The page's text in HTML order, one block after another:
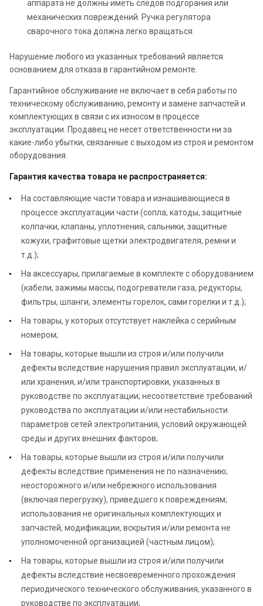
аппарата не должны иметь следов подгорания или
механических повреждений. Ручка регулятора
сварочного тока должна легко вращаться.
Нарушение любого из указанных требований является
основанием для отказа в гарантийном ремонте.
Гарантийное обслуживание не включает в себя работы по
техническому обслуживанию, ремонту и замене запчастей и
комплектующих в связи с их износом в процессе
эксплуатации. Продавец не несет ответственности ни за
какие-либо убытки, связанные с выходом из строя и ремонтом
оборудования.
Гарантия качества товара не распространяется:
На составляющие части товара и изнашивающиеся в
процессе эксплуатации части (сопла, катоды, защитные
колпачки, клапаны, уплотнения, сальники, защитные
кожухи, графитовые щетки электродвигателя, ремни и
т.д.);
На аксессуары, прилагаемые в комплекте с оборудованием
(кабели, зажимы массы, подогреватели газа, редукторы,
фильтры, шланги, элементы горелок, сами горелки и т.д.);
На товары, у которых отсутствует наклейка с серийным
номером;
На товары, которые вышли из строя и/или получили
дефекты вследствие нарушения правил эксплуатации, и/
или хранения, и/или транспортировки, указанных в
руководстве по эксплуатации; несоответствие требований
руководства по эксплуатации и/или нестабильности
параметров сетей электропитания, условий окружающей
среды и других внешних факторов;
На товары, которые вышли из строя и/или получили
дефекты вследствие применения не по назначению;
неосторожного и/или небрежного использования
(включая перегрузку), приведшего к повреждениям;
использования не оригинальных комплектующих и
запчастей, модификации, вскрытия и/или ремонта не
уполномоченной организацией (частным лицом);
На товары, которые вышли из строя и/или получили
дефекты вследствие несвоевременного прохождения
периодического технического обслуживания, указанного в
руководстве по эксплуатации;